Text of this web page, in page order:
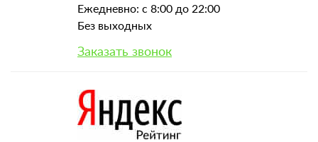
Ежедневно: с 8:00 до 22:00
Без выходных
Заказать звонок